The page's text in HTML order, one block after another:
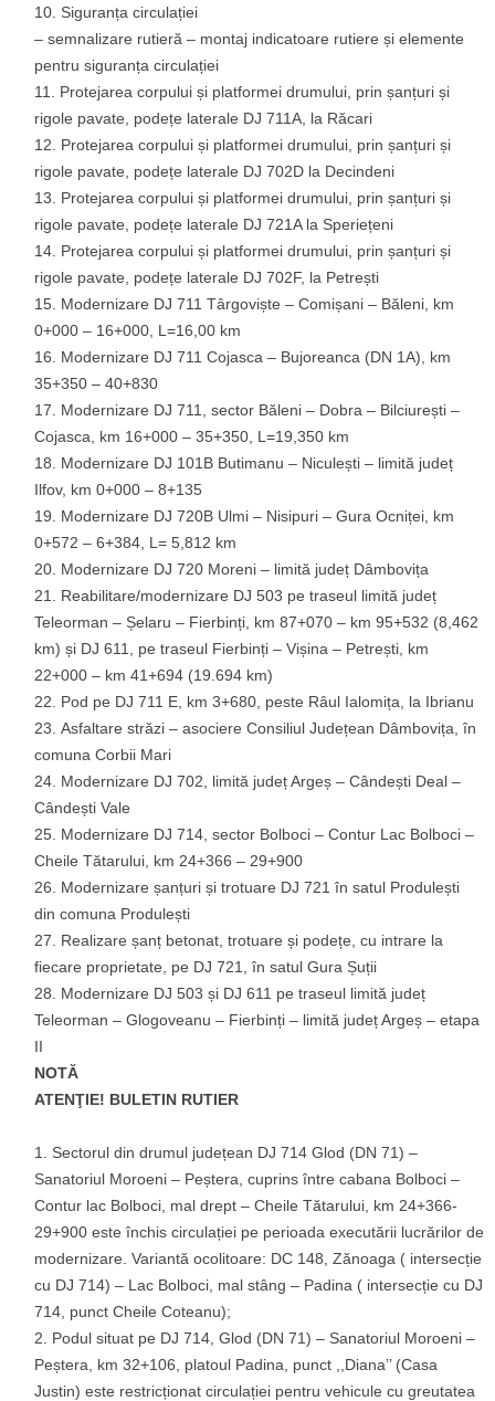
Siguranța circulației
– semnalizare rutieră – montaj indicatoare rutiere și elemente
pentru siguranța circulației
Protejarea corpului și platformei drumului, prin șanțuri și
rigole pavate, podețe laterale DJ 711A, la Răcari
Protejarea corpului și platformei drumului, prin șanțuri și
rigole pavate, podețe laterale DJ 702D la Decindeni
Protejarea corpului și platformei drumului, prin șanțuri și
rigole pavate, podețe laterale DJ 721A la Speriețeni
Protejarea corpului și platformei drumului, prin șanțuri și
rigole pavate, podețe laterale DJ 702F, la Petrești
Modernizare DJ 711 Târgoviște – Comișani – Băleni, km
0+000 – 16+000, L=16,00 km
Modernizare DJ 711 Cojasca – Bujoreanca (DN 1A), km
35+350 – 40+830
Modernizare DJ 711, sector Băleni – Dobra – Bilciurești –
Cojasca, km 16+000 – 35+350, L=19,350 km
Modernizare DJ 101B Butimanu – Niculești – limită județ
Ilfov, km 0+000 – 8+135
Modernizare DJ 720B Ulmi – Nisipuri – Gura Ocniței, km
0+572 – 6+384, L= 5,812 km
Modernizare DJ 720 Moreni – limită județ Dâmbovița
Reabilitare/modernizare DJ 503 pe traseul limită județ
Teleorman – Șelaru – Fierbinți, km 87+070 – km 95+532 (8,462
km) și DJ 611, pe traseul Fierbinți – Vișina – Petrești, km
22+000 – km 41+694 (19.694 km)
Pod pe DJ 711 E, km 3+680, peste Râul Ialomița, la Ibrianu
Asfaltare străzi – asociere Consiliul Județean Dâmbovița, în
comuna Corbii Mari
Modernizare DJ 702, limită județ Argeș – Cândești Deal –
Cândești Vale
Modernizare DJ 714, sector Bolboci – Contur Lac Bolboci –
Cheile Tătarului, km 24+366 – 29+900
Modernizare șanțuri și trotuare DJ 721 în satul Produlești
din comuna Produlești
Realizare șanț betonat, trotuare și podețe, cu intrare la
fiecare proprietate, pe DJ 721, în satul Gura Șuții
Modernizare DJ 503 și DJ 611 pe traseul limită județ
Teleorman – Glogoveanu – Fierbinți – limită județ Argeș – etapa
II
NOTĂ
ATENŢIE! BULETIN RUTIER
Sectorul din drumul județean DJ 714 Glod (DN 71) –
Sanatoriul Moroeni – Peștera, cuprins între cabana Bolboci –
Contur lac Bolboci, mal drept – Cheile Tătarului, km 24+366-
29+900 este închis circulației pe perioada executării lucrărilor de
modernizare. Variantă ocolitoare: DC 148, Zănoaga ( intersecție
cu DJ 714) – Lac Bolboci, mal stâng – Padina ( intersecție cu DJ
714, punct Cheile Coteanu);
Podul situat pe DJ 714, Glod (DN 71) – Sanatoriul Moroeni –
Peștera, km 32+106, platoul Padina, punct ,,Diana’’ (Casa
Justin) este restricționat circulației pentru vehicule cu greutatea